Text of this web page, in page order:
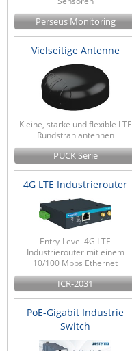
Perseus Monitoring
Vielseitige Antenne
Kleine, starke und flexible LTE
Rundstrahlantennen
PUCK Serie
4G LTE Industrierouter
Entry-Level 4G LTE
Industrierouter mit einem
10/100 Mbps Ethernet
ICR-2031
PoE-Gigabit Industrie
Switch